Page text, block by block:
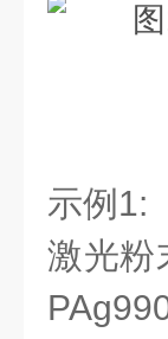
示例1:
激光粉